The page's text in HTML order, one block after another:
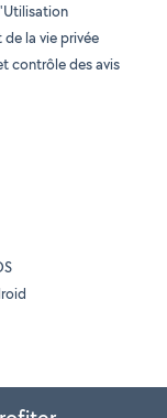
la vie privée
contrôle des avis